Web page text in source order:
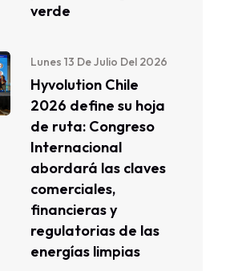
verde
Lunes 13 De Julio Del 2026
Hyvolution Chile
2026 define su hoja
de ruta: Congreso
Internacional
abordará las claves
comerciales,
financieras y
regulatorias de las
energías limpias